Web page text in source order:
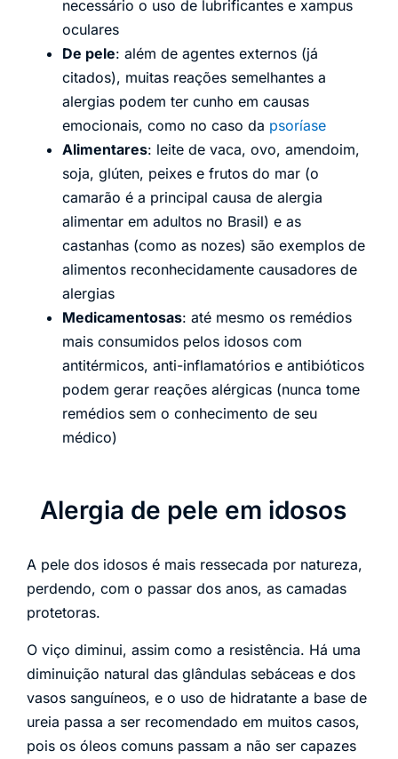
necessário o uso de lubrificantes e xampus
oculares
De pele: além de agentes externos (já
citados), muitas reações semelhantes a
alergias podem ter cunho em causas
emocionais, como no caso da psoríase
Alimentares: leite de vaca, ovo, amendoim,
soja, glúten, peixes e frutos do mar (o
camarão é a principal causa de alergia
alimentar em adultos no Brasil) e as
castanhas (como as nozes) são exemplos de
alimentos reconhecidamente causadores de
alergias
Medicamentosas: até mesmo os remédios
mais consumidos pelos idosos com
antitérmicos, anti-inflamatórios e antibióticos
podem gerar reações alérgicas (nunca tome
remédios sem o conhecimento de seu
médico)
Alergia de pele em idosos
A pele dos idosos é mais ressecada por natureza,
perdendo, com o passar dos anos, as camadas
protetoras.
O viço diminui, assim como a resistência. Há uma
diminuição natural das glândulas sebáceas e dos
vasos sanguíneos, e o uso de hidratante a base de
ureia passa a ser recomendado em muitos casos,
pois os óleos comuns passam a não ser capazes